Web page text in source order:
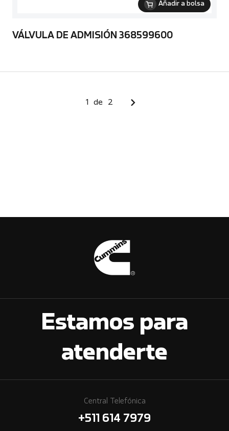
Añadir a bolsa
VÁLVULA DE ADMISIÓN 368599600
1 de 2
Estamos para
atenderte
Central Telefónica
+511 614 7979